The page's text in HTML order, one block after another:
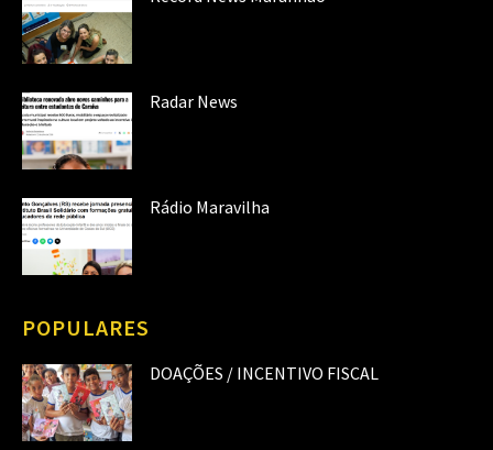
Radar News
Rádio Maravilha
POPULARES
DOAÇÕES / INCENTIVO FISCAL